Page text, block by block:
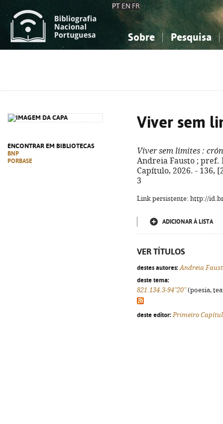
PT EN FR
Sobre Pesquisa
ENCONTRAR EM BIBLIOTECAS
BNP
PORBASE
Viver sem
Viver sem limites :
Andreia Fausto ; pref.
Capítulo, 2026. - 136,
3
Link persistente: http://
ADICIONAR À LISTA
VER TÍTULOS
destes autores: Andreia
deste tema:
821.134.3-94"20"(poesia,
deste editor: Primeiro